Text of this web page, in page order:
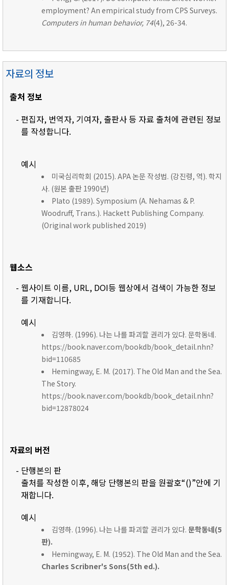
employment? An empirical study from CPS Surveys.
Computers in human behavior, 74(4), 26-34.
자료의 정보
출처 정보
- 편집자, 번역자, 기여자, 출판사 등 자료 출처에 관련된 정보
를 작성합니다.
예시
미국심리학회 (2015). APA 논문 작성법. (강진령, 역). 학지
사. (원본 출판 1990년)
Plato (1989). Symposium (A. Nehamas & P.
Woodruff, Trans.). Hackett Publishing Company.
(Original work published 2019)
웹소스
- 웹사이트 이름, URL, DOI등 웹상에서 검색이 가능한 정보
를 기재합니다.
예시
김영하. (1996). 나는 나를 파괴할 권리가 있다. 문학동네.
https://book.naver.com/bookdb/book_detail.nhn?
bid=110685
Hemingway, E. M. (2017). The Old Man and the Sea.
The Story.
https://book.naver.com/bookdb/book_detail.nhn?
bid=12878024
자료의 버전
- 단행본의 판
출처를 작성한 이후, 해당 단행본의 판을 원괄호“()”안에 기
재합니다.
예시
김영하. (1996). 나는 나를 파괴할 권리가 있다. 문학동네(5
판).
Hemingway, E. M. (1952). The Old Man and the Sea.
Charles Scribner's Sons(5th ed.).